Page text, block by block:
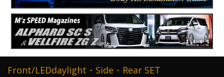
Front/LEDdaylight・Side・Rear SET